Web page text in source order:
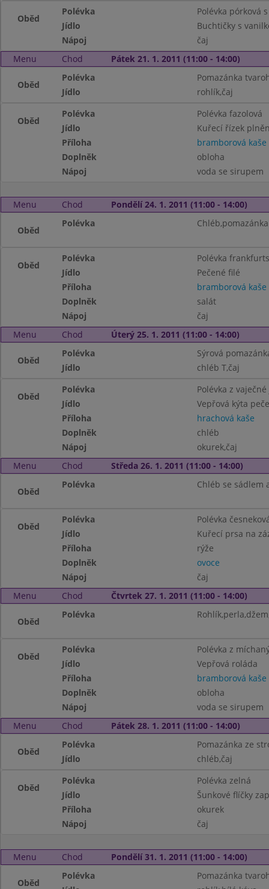
Oběd
Polévka
Polévka pórková
Jídlo
Buchtičky s
Nápoj
čaj
Menu
Chod Pátek 21. 1. 2011 (11:00 - 14:00)
Oběd
Polévka
Pomazánka
Jídlo
rohlík,čaj
Oběd
Polévka
Polévka fazolová
Jídlo
Kuřecí řízek
Příloha
bramborová kaše
Doplněk
obloha
Nápoj
voda se sirupem
Menu Chod Pondělí 24. 1. 2011 (11:00 - 14:00)
Oběd
Polévka
Oběd
Polévka
Polévka
Jídlo
Pečené filé
Příloha
bramborová kaše
Doplněk
salát
Nápoj
čaj
Menu
Chod Úterý 25. 1. 2011 (11:00 - 14:00)
Oběd
Polévka
Sýrová
Jídlo
chléb T,čaj
Oběd
Polévka
Polévka z
Jídlo
Vepřová kýta
Příloha
hrachová kaše
Doplněk
chléb
Nápoj
okurek,čaj
Menu
Chod Středa 26. 1. 2011 (11:00 - 14:00)
Oběd
Polévka Chléb se sádlem
Oběd
Polévka
Polévka
Jídlo
Kuřecí prsa na
Příloha
rýže
Doplněk
ovoce
Nápoj
čaj
Menu
Chod Čtvrtek 27. 1. 2011 (11:00 - 14:00)
Oběd
Polévka
Oběd
Polévka
Polévka z
Jídlo
Vepřová roláda
Příloha
bramborová kaše
Doplněk
obloha
Nápoj
voda se sirupem
Menu
Chod Pátek 28. 1. 2011 (11:00 - 14:00)
Oběd
Polévka
Pomazánka ze
Jídlo
chléb,čaj
Oběd
Polévka
Polévka zelná
Jídlo
Šunkové flíčky
Příloha
okurek
Nápoj
čaj
Menu Chod Pondělí 31. 1. 2011 (11:00 - 14:00)
Oběd
Polévka
Pomazánka